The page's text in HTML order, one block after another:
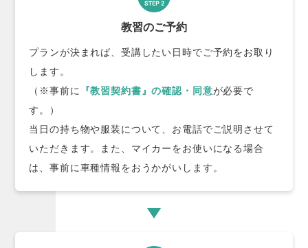
教習のご予約
プランが決まれば、受講したい日時でご予約をお取り
します。
（※事前に
『教習契約書』の確認・同意が必要で
す。）
当日の持ち物や服装について、お電話でご説明させて
いただきます。また、マイカーをお使いになる場合
は、事前に車種情報をおうかがいします。